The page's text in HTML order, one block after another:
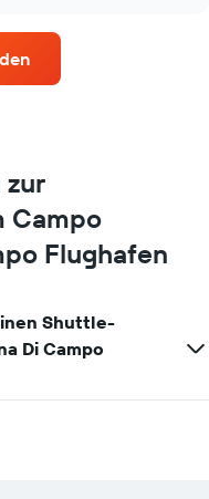
zur
Campo
Flughafen
Shuttle-
Di Campo